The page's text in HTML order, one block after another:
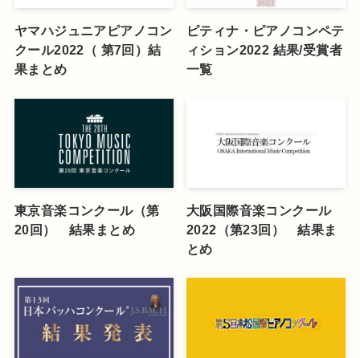
ヤマハジュニアピアノコン
クール2022（ 第7回）結
果まとめ
ピティナ・ピアノコンペテ
ィション2022 結果/受賞者
一覧
東京音楽コンクール（第
20回） 結果まとめ
大阪国際音楽コンクール
2022（第23回） 結果ま
とめ